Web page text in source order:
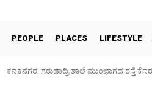
PEOPLE PLACES LIFESTYLE
Sidlaghatta Silk Cocoon Market-06/08/